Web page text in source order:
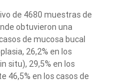
de 4680 muestras de
obtuvieron una
de mucosa bucal
26,2% en los
situ), 29,5% en los
46,5% en los casos de